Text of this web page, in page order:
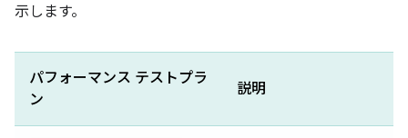
示します。
パフォーマンス テストプラ
ン
説明